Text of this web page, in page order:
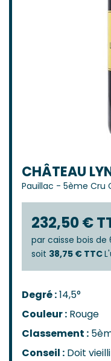
CHÂTEAU
Pauillac - 5ème Cru
232,50 €
par caisse bois de
soit 38,75 € TTC
Degré :14,5°
Couleur : Rouge
Classement :
Conseil : Doit